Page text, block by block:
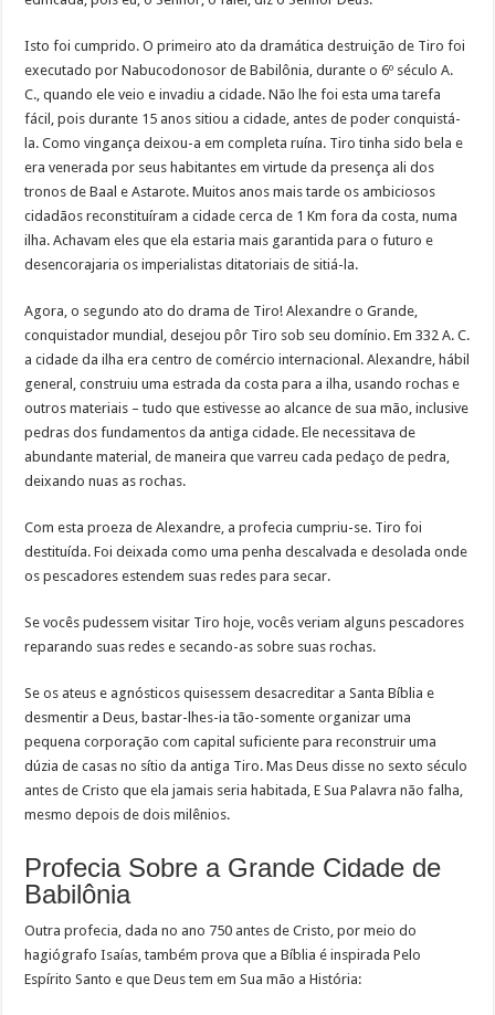
Isto foi cumprido. O primeiro ato da dramática destruição de Tiro foi
executado por Nabucodonosor de Babilônia, durante o 6º século A.
C., quando ele veio e invadiu a cidade. Não lhe foi esta uma tarefa
fácil, pois durante 15 anos sitiou a cidade, antes de poder conquistá-
la. Como vingança deixou-a em completa ruína. Tiro tinha sido bela e
era venerada por seus habitantes em virtude da presença ali dos
tronos de Baal e Astarote. Muitos anos mais tarde os ambiciosos
cidadãos reconstituíram a cidade cerca de 1 Km fora da costa, numa
ilha. Achavam eles que ela estaria mais garantida para o futuro e
desencorajaria os imperialistas ditatoriais de sitiá-la.
Agora, o segundo ato do drama de Tiro! Alexandre o Grande,
conquistador mundial, desejou pôr Tiro sob seu domínio. Em 332 A. C.
a cidade da ilha era centro de comércio internacional. Alexandre, hábil
general, construiu uma estrada da costa para a ilha, usando rochas e
outros materiais – tudo que estivesse ao alcance de sua mão, inclusive
pedras dos fundamentos da antiga cidade. Ele necessitava de
abundante material, de maneira que varreu cada pedaço de pedra,
deixando nuas as rochas.
Com esta proeza de Alexandre, a profecia cumpriu-se. Tiro foi
destituída. Foi deixada como uma penha descalvada e desolada onde
os pescadores estendem suas redes para secar.
Se vocês pudessem visitar Tiro hoje, vocês veriam alguns pescadores
reparando suas redes e secando-as sobre suas rochas.
Se os ateus e agnósticos quisessem desacreditar a Santa Bíblia e
desmentir a Deus, bastar-lhes-ia tão-somente organizar uma
pequena corporação com capital suficiente para reconstruir uma
dúzia de casas no sítio da antiga Tiro. Mas Deus disse no sexto século
antes de Cristo que ela jamais seria habitada, E Sua Palavra não falha,
mesmo depois de dois milênios.
Profecia Sobre a Grande Cidade de
Babilônia
Outra profecia, dada no ano 750 antes de Cristo, por meio do
hagiógrafo Isaías, também prova que a Bíblia é inspirada Pelo
Espírito Santo e que Deus tem em Sua mão a História: